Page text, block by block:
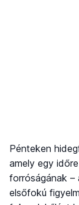
Pénteken
amely egy
forróságának –
elsőfokú